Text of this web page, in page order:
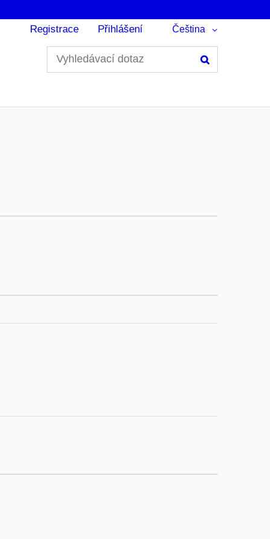
Registrace Přihlášení Čeština